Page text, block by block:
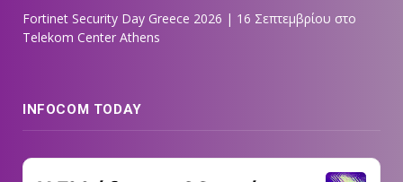
Fortinet Security Day Greece 2026 | 16 Σεπτεμβρίου στο
Telekom Center Athens
INFOCOM TODAY